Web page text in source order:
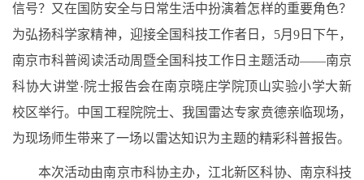
信号？又在国防安全与日常生活中扮演着怎样的重要角色？
为弘扬科学家精神，迎接全国科技工作者日，5月9日下午，
南京市科普阅读活动周暨全国科技工作日主题活动——南京
科协大讲堂·院士报告会在南京晓庄学院顶山实验小学大新
校区举行。中国工程院院士、我国雷达专家贲德亲临现场，
为现场师生带来了一场以雷达知识为主题的精彩科普报告。
本次活动由南京市科协主办，江北新区科协、南京科技